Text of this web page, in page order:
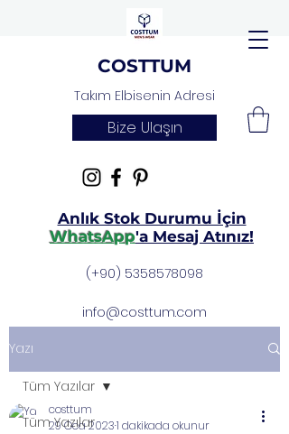
COSTTUM
Takım Elbisenin Adresi
Bize Ulaşın
info@costtum.com
(+90) 5358578098
Anlık Stok Durumu İçin
WhatsApp'a Mesaj Atınız!
Yazı
Tüm Yazılar
Tüm Yazılar
costtum
29 Oca 20231 dakikada okunur